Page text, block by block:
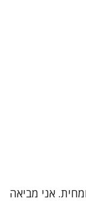
אני מביאה